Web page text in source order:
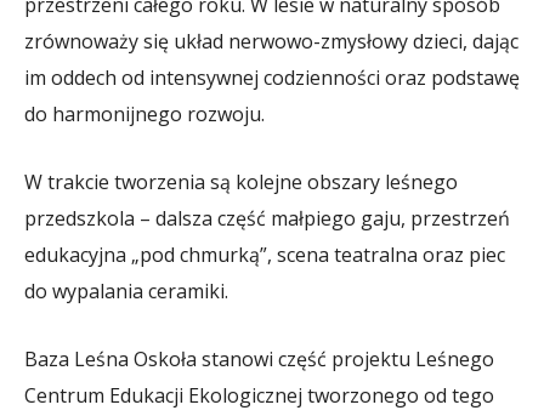
zrównoważy się układ nerwowo-zmysłowy dzieci, dając
im oddech od intensywnej codzienności oraz podstawę
do harmonijnego rozwoju.
W trakcie tworzenia są kolejne obszary leśnego
przedszkola – dalsza część małpiego gaju, przestrzeń
edukacyjna „pod chmurką”, scena teatralna oraz piec
do wypalania ceramiki.
Baza Leśna Oskoła stanowi część projektu Leśnego
Centrum Edukacji Ekologicznej tworzonego od tego